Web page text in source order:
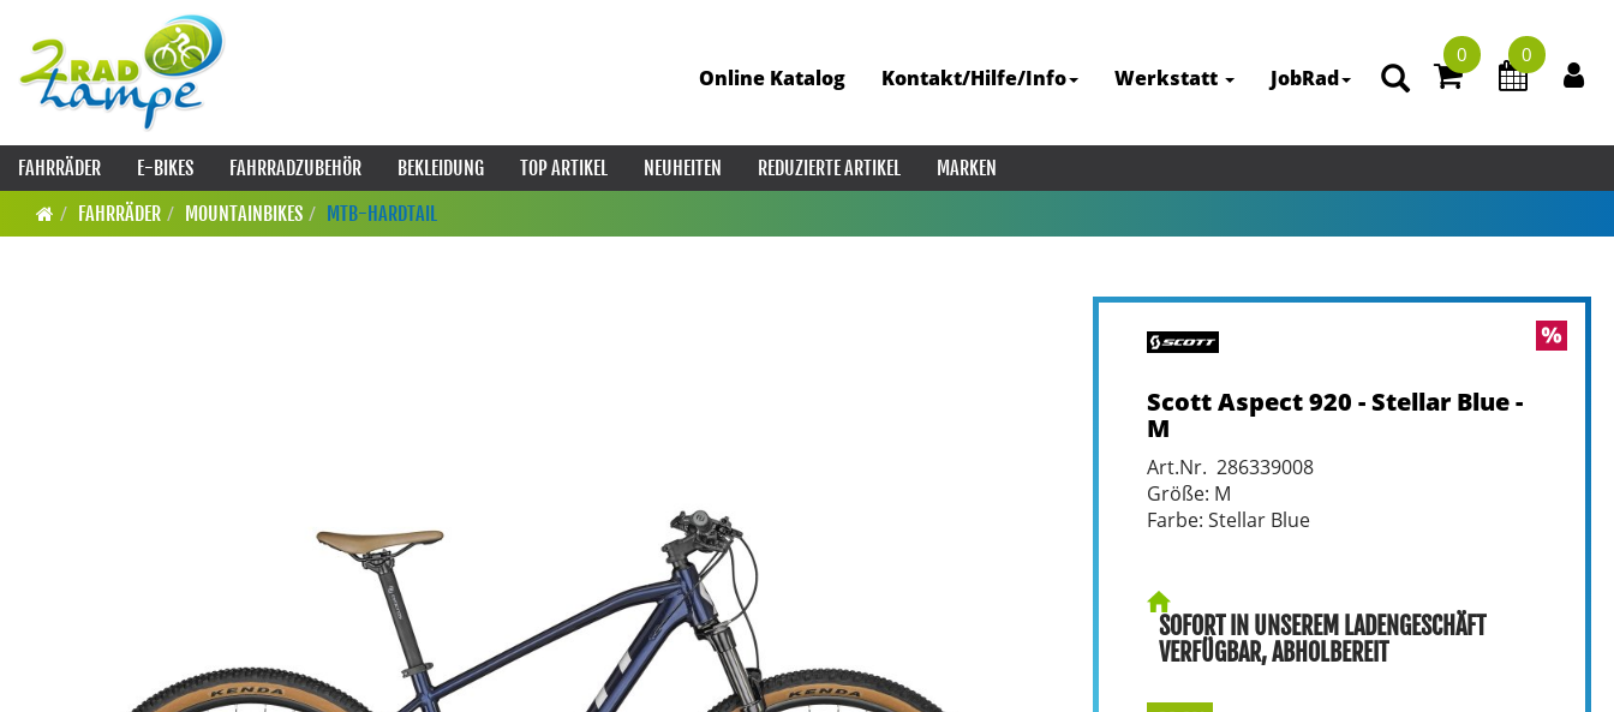
0 0
Online Katalog Kontakt/Hilfe/Info Werkstatt JobRad
FAHRRÄDER E-BIKES FAHRRADZUBEHÖR BEKLEIDUNG TOP ARTIKEL NEUHEITEN REDUZIERTE ARTIKEL
MARKEN
FAHRRÄDER
MOUNTAINBIKES MTB-HARDTAIL
Scott Aspect 920 - Stellar Blue -
M
Art.Nr. 286339008
Größe: M
Farbe: Stellar Blue
SOFORT IN UNSEREM LADENGESCHÄFT
VERFÜGBAR, ABHOLBEREIT